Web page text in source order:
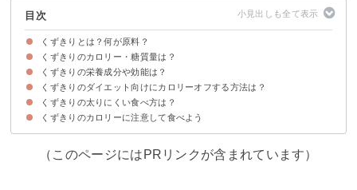
目次
くずきりとは？何が原料？
くずきりの原料は「葛」の根
春雨・しらたきなどとの違い
くずきりのカロリー・糖質量は？
くずきりのカロリーや糖質をしらたき・春雨などと比較
くずきり（1食分）のカロリー消費に必要な運動量
くずきりの栄養成分や効能は？
イソフラボンが豊富
漢方薬の材料にもなっている
くずきりのダイエット向けにカロリーオフする方法は？
①黒蜜など甘いトッピングを控える
②食べ過ぎない
くずきりの太りにくい食べ方は？
①夜に食べない
②主食として食べる
くずきりのカロリーに注意して食べよう
（このページにはPRリンクが含まれています）